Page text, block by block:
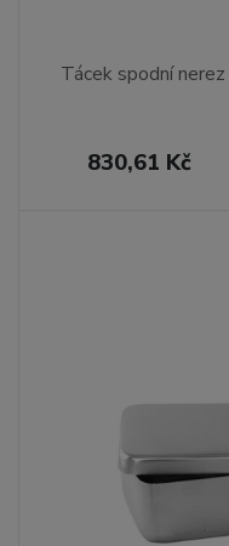
Tácek spodní
830,61 Kč